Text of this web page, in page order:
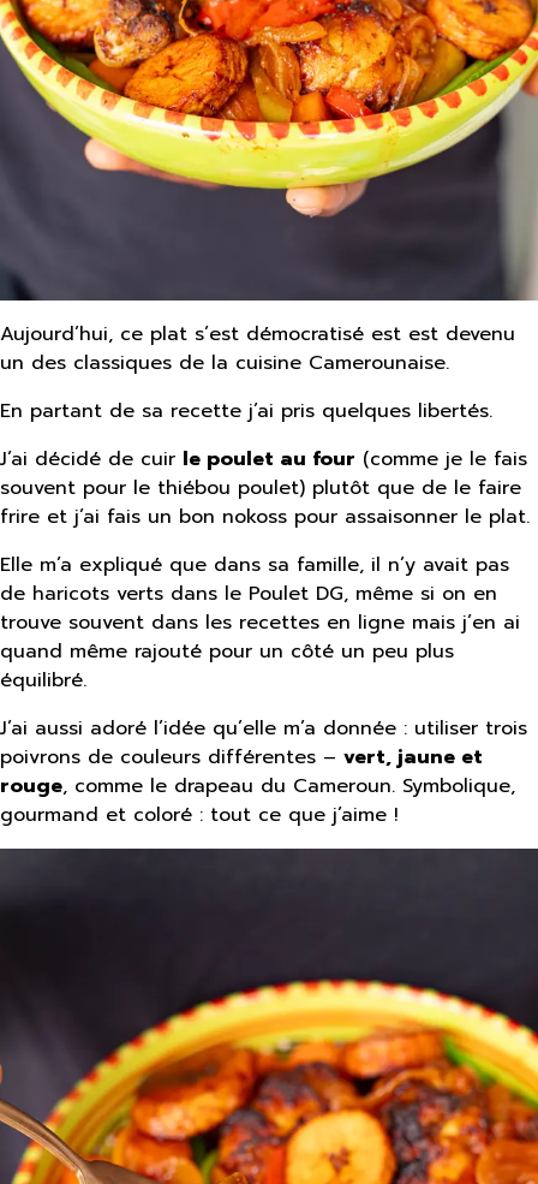
Aujourd’hui, ce plat s’est démocratisé est est devenu
un des classiques de la cuisine Camerounaise.
En partant de sa recette j’ai pris quelques libertés.
J’ai décidé de cuir le poulet au four (comme je le fais
souvent pour le thiébou poulet) plutôt que de le faire
frire et j’ai fais un bon nokoss pour assaisonner le plat.
Elle m’a expliqué que dans sa famille, il n’y avait pas
de haricots verts dans le Poulet DG, même si on en
trouve souvent dans les recettes en ligne mais j’en ai
quand même rajouté pour un côté un peu plus
équilibré.
J’ai aussi adoré l’idée qu’elle m’a donnée : utiliser trois
poivrons de couleurs différentes – vert, jaune et
rouge, comme le drapeau du Cameroun. Symbolique,
gourmand et coloré : tout ce que j’aime !